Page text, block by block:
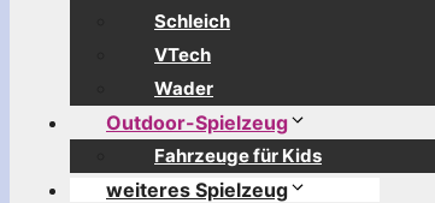
Schleich
VTech
Wader
Outdoor-Spielzeug
Fahrzeuge für Kids
weiteres Spielzeug